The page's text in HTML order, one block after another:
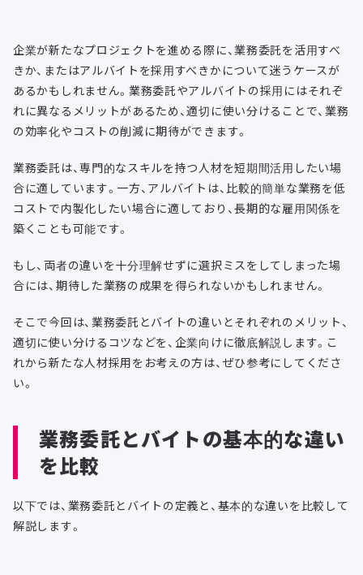
企業が新たなプロジェクトを進める際に、業務委託を活用すべ
きか、またはアルバイトを採用すべきかについて迷うケースが
あるかもしれません。業務委託やアルバイトの採用にはそれぞ
れに異なるメリットがあるため、適切に使い分けることで、業務
の効率化やコストの削減に期待ができます。
業務委託は、専門的なスキルを持つ人材を短期間活用したい場
合に適しています。一方、アルバイトは、比較的簡単な業務を低
コストで内製化したい場合に適しており、長期的な雇用関係を
築くことも可能です。
もし、両者の違いを十分理解せずに選択ミスをしてしまった場
合には、期待した業務の成果を得られないかもしれません。
そこで今回は、業務委託とバイトの違いとそれぞれのメリット、
適切に使い分けるコツなどを、企業向けに徹底解説します。こ
れから新たな人材採用をお考えの方は、ぜひ参考にしてくださ
い。
業務委託とバイトの基本的な違い
を比較
以下では、業務委託とバイトの定義と、基本的な違いを比較して
解説します。